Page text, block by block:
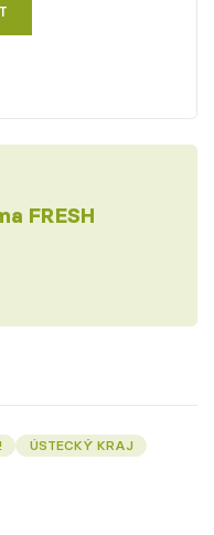
FRESH
ÚSTECKÝ KRAJ